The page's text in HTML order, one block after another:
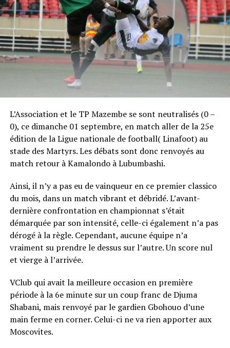
L’Association et le TP Mazembe se sont neutralisés (0 –
0), ce dimanche 01 septembre, en match aller de la 25e
édition de la Ligue nationale de football( Linafoot) au
stade des Martyrs. Les débats sont donc renvoyés au
match retour à Kamalondo à Lubumbashi.
Ainsi, il n’y a pas eu de vainqueur en ce premier classico
du mois, dans un match vibrant et débridé. L’avant-
dernière confrontation en championnat s’était
démarquée par son intensité, celle-ci également n’a pas
dérogé à la règle. Cependant, aucune équipe n’a
vraiment su prendre le dessus sur l’autre. Un score nul
et vierge à l’arrivée.
VClub qui avait la meilleure occasion en première
période à la 6e minute sur un coup franc de Djuma
Shabani, mais renvoyé par le gardien Gbohouo d’une
main ferme en corner. Celui-ci ne va rien apporter aux
Moscovites.